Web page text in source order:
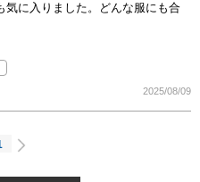
気に入りました。どんな服にも合
2025/08/09